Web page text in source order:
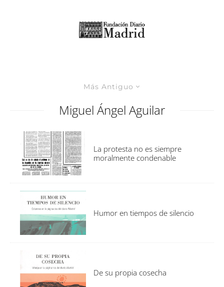
Más Antiguo
Miguel Ángel Aguilar
La protesta no es siempre
moralmente condenable
Humor en tiempos de silencio
De su propia cosecha